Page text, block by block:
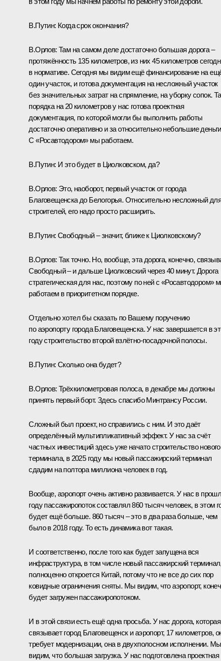
В.Путин: Когда срок окончания?
В.Орлов: Там на самом деле достаточно большая дорога –
протяжённость 135 километров, из них 45 километров
в нормативе. Сегодня мы видим ещё финансирование на
один участок, и готова документация на несложный участок
без значительных затрат на спрямление, на уборку сопок.
порядка на 20 километров у нас готова проектная
документация, по которой могли бы выполнить работы
достаточно оперативно и за относительно небольшие
С «Росавтодором» мы работаем.
В.Путин: И это будет в Циолковском, да?
В.Орлов: Это, наоборот, первый участок от города
Благовещенска до Белогорья. Относительно несложный для
строителей, его надо просто расширить.
В.Путин: Свободный – значит, ближе к Циолковскому?
В.Орлов: Так точно. Но, вообще, эта дорога, конечно,
Свободный – и дальше Циолковский через 40 минут. Дорога
стратегическая для нас, поэтому по ней с «Росавтодором»
работаем в приоритетном порядке.
Отдельно хотел бы сказать по Вашему поручению
по аэропорту города Благовещенска. У нас завершается в
году строительство второй взлётно-посадочной полосы.
В.Путин: Сколько она будет?
В.Орлов: Трёхкилометровая полоса, в декабре мы должны
принять первый борт. Здесь спасибо Минтрансу России.
Сложный был проект, но справились с ним. И это даёт
определённый мультипликативный эффект. У нас за счёт
частных инвестиций здесь уже начато строительство нового
терминала, в 2025 году мы новый пассажирский терминал
сдадим на полтора миллиона человек в год.
Вообще, аэропорт очень активно развивается. У нас в
году пассажиропоток составлял 860 тысяч человек, в этом
будет ещё больше. 860 тысяч – это в два раза больше, чем
было в 2018 году. То есть динамика вот такая.
И соответственно, после того как будет запущена вся
инфраструктура, в том числе новый пассажирский
полноценно откроется Китай, потому что не все до сих пор
ковидные ограничения сняты. Мы видим, что аэропорт,
будет загружен пассажиропотоком.
И в этой связи есть ещё одна просьба. У нас дорога, которая
связывает город Благовещенск и аэропорт, 17 километров,
требует модернизации, она в двухполосном исполнении. Мы
видим, что большая загрузка. У нас подготовлена проектная